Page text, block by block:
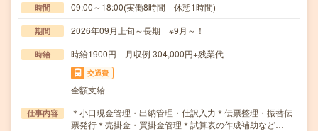
時間 09:00～18:00(実働8時間 休憩1時間)
期間 2026年09月上旬～長期 ※9月～！
時給 時給1900円 月収例 304,000円+残業代
交通費
全額支給
仕事内容
＊小口現金管理・出納管理・仕訳入力＊伝票整理・振替伝
票発行＊売掛金・買掛金管理＊試算表の作成補助など…